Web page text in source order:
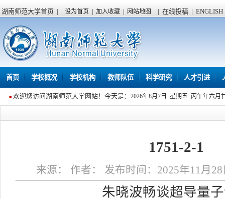
湖南师范大学首页 | 设为首页 加入收藏 网站地图 | 在线投稿 | ENGLISH
首页 学校概况 学校机构 教师队伍 科学研究 人才引进
欢迎您访问湖南师范大学网站！今天是： 2026年8月7日 星期五 丙午年六月
1751-2-1
来源： 作者： 发布时间：2025年11月
朱晓波畅谈超导量